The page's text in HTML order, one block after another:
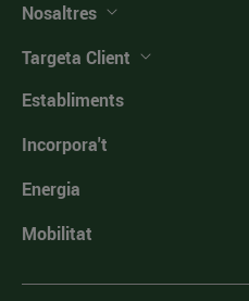
Nosaltres
Targeta Client
Establiments
Incorpora't
Energia
Mobilitat